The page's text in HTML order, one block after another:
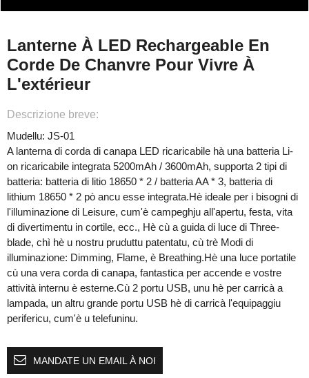
Lanterne À LED Rechargeable En
Corde De Chanvre Pour Vivre À
L'extérieur
Descrizione breve:
Mudellu: JS-01
A lanterna di corda di canapa LED ricaricabile hà una batteria Li-
on ricaricabile integrata 5200mAh / 3600mAh, supporta 2 tipi di
batteria: batteria di litio 18650 * 2 / batteria AA * 3, batteria di
lithium 18650 * 2 pò ancu esse integrata.Hè ideale per i bisogni di
l'illuminazione di Leisure, cum'è campeghju all'apertu, festa, vita
di divertimentu in cortile, ecc., Hè cù a guida di luce di Three-
blade, chì hè u nostru pruduttu patentatu, cù trè Modi di
illuminazione: Dimming, Flame, è Breathing.Hè una luce portatile
cù una vera corda di canapa, fantastica per accende e vostre
attività internu è esterne.Cù 2 portu USB, unu hè per carricà a
lampada, un altru grande portu USB hè di carricà l'equipaggiu
perifericu, cum'è u telefuninu.
MANDATE UN EMAIL À NOI